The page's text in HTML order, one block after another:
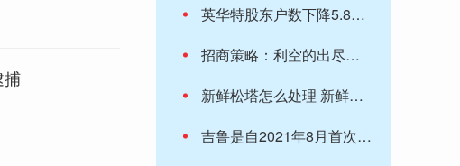
捕
英华特股东户数下降5.81%，户均持股7.03万元
招商策略：利空的出尽，底部的信号和反攻的方向
新鲜松塔怎么处理 新鲜松塔怎么处理不会打开?
吉鲁是自2021年8月首次在意甲联赛亮相以来，在...